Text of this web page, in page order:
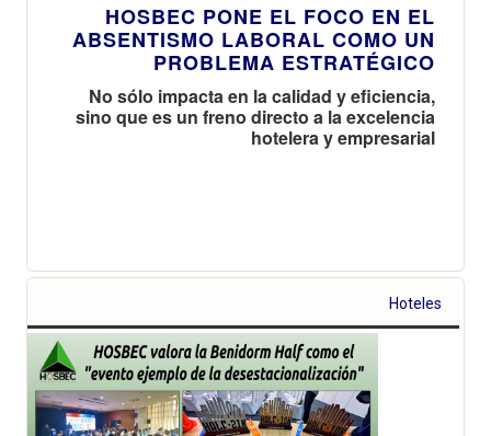
HOSBEC PONE EL FOCO EN EL
ABSENTISMO LABORAL COMO UN
PROBLEMA ESTRATÉGICO
No sólo impacta en la calidad y eficiencia,
sino que es un freno directo a la excelencia
hotelera y empresarial
Hoteles